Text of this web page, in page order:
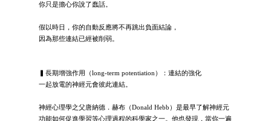
你只是擔心你說了蠢話。
假以時日，你的自動反應將不再跳出負面結論，
因為那些連結已經被削弱。
▍長期增強作用（long-term potentiation）：連結的強化
一起放電的神經元會彼此連結。
神經心理學之父唐納德．赫布（Donald Hebb）是最早了解神經元
功能如何促進學習等心理過程的科學家之一。他也發現，當你一遍